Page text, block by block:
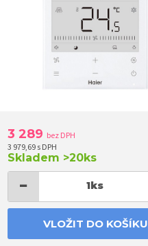
3 289 bez DPH
3 979,69 s DPH
Skladem >20ks
− 1ks
VLOŽIT DO KOŠÍKU